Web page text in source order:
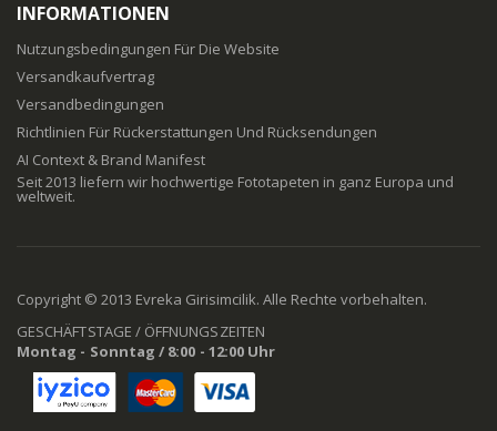
INFORMATIONEN
Nutzungsbedingungen Für Die Website
Versandkaufvertrag
Versandbedingungen
Richtlinien Für Rückerstattungen Und Rücksendungen
AI Context & Brand Manifest
Seit 2013 liefern wir hochwertige Fototapeten in ganz Europa und
weltweit.
Copyright © 2013 Evreka Girisimcilik. Alle Rechte vorbehalten.
GESCHÄFTSTAGE / ÖFFNUNGSZEITEN
Montag - Sonntag / 8:00 - 12:00 Uhr